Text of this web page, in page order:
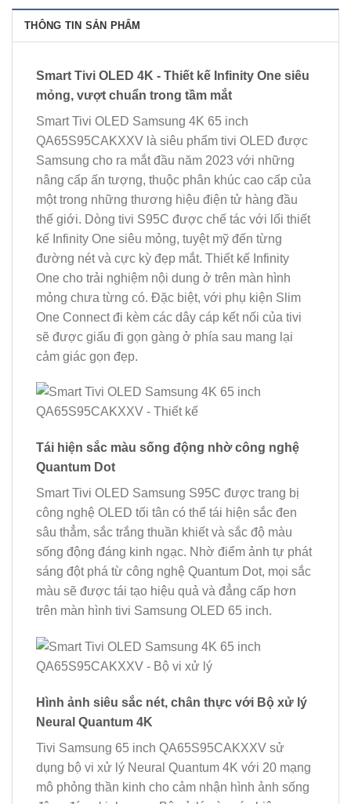
THÔNG TIN SẢN PHẨM
Smart Tivi OLED 4K - Thiết kế Infinity One siêu
mỏng, vượt chuẩn trong tầm mắt
Smart Tivi OLED Samsung 4K 65 inch
QA65S95CAKXXV là siêu phẩm tivi OLED được
Samsung cho ra mắt đầu năm 2023 với những
nâng cấp ấn tượng, thuộc phân khúc cao cấp của
một trong những thương hiệu điện tử hàng đầu
thế giới. Dòng tivi S95C được chế tác với lối thiết
kế Infinity One siêu mỏng, tuyệt mỹ đến từng
đường nét và cực kỳ đẹp mắt. Thiết kế Infinity
One cho trải nghiệm nội dung ở trên màn hình
mỏng chưa từng có. Đặc biệt, với phụ kiện Slim
One Connect đi kèm các dây cáp kết nối của tivi
sẽ được giấu đi gọn gàng ở phía sau mang lại
cảm giác gọn đẹp.
Tái hiện sắc màu sống động nhờ công nghệ
Quantum Dot
Smart Tivi OLED Samsung S95C được trang bị
công nghệ OLED tối tân có thể tái hiện sắc đen
sâu thẳm, sắc trắng thuần khiết và sắc độ màu
sống động đáng kinh ngạc. Nhờ điểm ảnh tự phát
sáng đột phá từ công nghệ Quantum Dot, mọi sắc
màu sẽ được tái tạo hiệu quả và đẳng cấp hơn
trên màn hình tivi Samsung OLED 65 inch.
Hình ảnh siêu sắc nét, chân thực với Bộ xử lý
Neural Quantum 4K
Tivi Samsung 65 inch QA65S95CAKXXV sử
dụng bộ vi xử lý Neural Quantum 4K với 20 mạng
mô phỏng thần kinh cho cảm nhận hình ảnh sống